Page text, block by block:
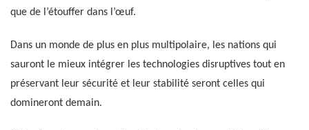
que de l’étouffer dans l’œuf.
Dans un monde de plus en plus multipolaire, les nations qui
sauront le mieux intégrer les technologies disruptives tout en
préservant leur sécurité et leur stabilité seront celles qui
domineront demain.